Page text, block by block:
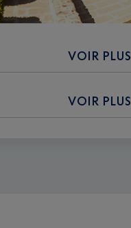
VOIR PLUS
VOIR PLUS